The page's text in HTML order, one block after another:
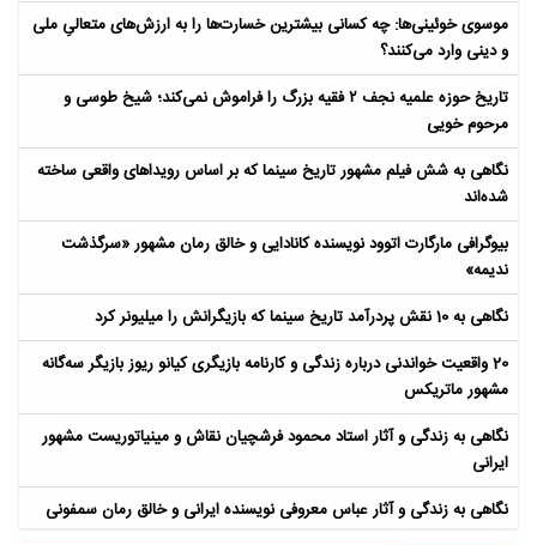
موسوی خوئینی‌ها: چه کسانی بیشترین خسارت‌ها را به ارزش‌های متعالیِ ملی
و دینی وارد می‌کنند؟
تاریخ حوزه علمیه نجف ۲ فقیه بزرگ را فراموش نمی‌کند؛ شیخ طوسی و
مرحوم خویی
نگاهی به شش فیلم مشهور تاریخ سینما که بر اساس رویداهای واقعی ساخته
شده‌اند
بیوگرافی مارگارت اتوود نویسنده کانادایی و خالق رمان مشهور «سرگذشت
ندیمه»
نگاهی به 10 نقش پردرآمد تاریخ سینما که بازیگرانش را میلیونر کرد
20 واقعیت خواندنی درباره زندگی و کارنامه بازیگری کیانو ریوز بازیگر سه‌گانه
مشهور ماتریکس
نگاهی به زندگی و آثار استاد محمود فرشچیان نقاش و مینیاتوریست مشهور
ایرانی
نگاهی به زندگی و آثار عباس معروفی نویسنده ایرانی و خالق رمان سمفونی